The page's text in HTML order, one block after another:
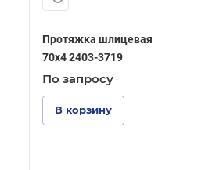
Протяжка шлицевая
70x4 2403-3719
По запросу
В корзину